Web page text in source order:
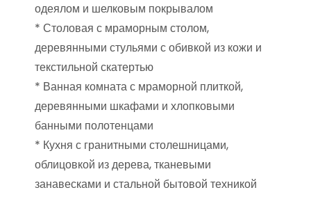
одеялом и шелковым покрывалом
* Столовая с мраморным столом,
деревянными стульями с обивкой из кожи и
текстильной скатертью
* Ванная комната с мраморной плиткой,
деревянными шкафами и хлопковыми
банными полотенцами
* Кухня с гранитными столешницами,
облицовкой из дерева, тканевыми
занавесками и стальной бытовой техникой